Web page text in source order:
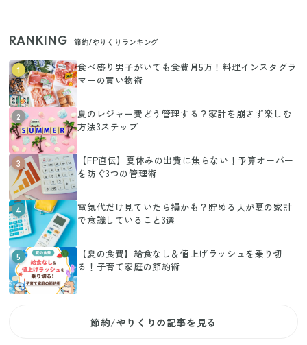
RANKING 節約/やりくりランキング
1
食べ盛り男子がいても食費月5万！料理インスタグラ
マーの買い物術
2
夏のレジャー費どう管理する？家計を崩さず楽しむ
方法3ステップ
3
【FP直伝】夏休みの出費に焦らない！予算オーバー
を防ぐ3つの管理術
4
電気代だけ見ていたら損かも？貯める人が夏の家計
で意識していること3選
5
【夏の食費】給食なし＆値上げラッシュを乗り切
る！子育て家庭の節約術
節約/やりくりの記事を見る